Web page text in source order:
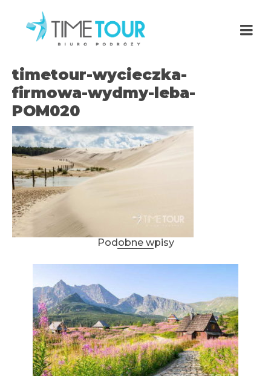
timetour-wycieczka-
firmowa-wydmy-leba-
POM020
Podobne wpisy